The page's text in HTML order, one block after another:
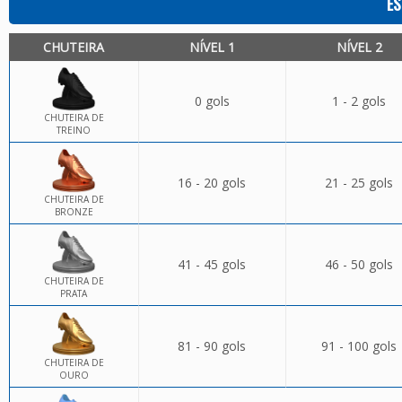
CHUTEIRA NÍVEL 1 NÍVEL 2
CHUTEIRA DE
TREINO
0 gols 1 - 2 gols
CHUTEIRA DE
BRONZE
16 - 20 gols 21 - 25 gols
CHUTEIRA DE
PRATA
41 - 45 gols 46 - 50 gols
CHUTEIRA DE
OURO
81 - 90 gols 91 - 100 gols